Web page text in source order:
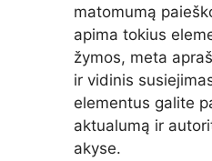
matomumą
apima tokius
žymos, meta
ir vidinis
elementus galite
aktualumą ir
akyse.